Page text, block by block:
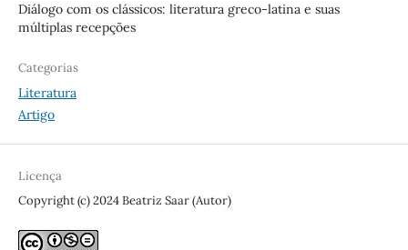
Diálogo com os clássicos: literatura greco-latina e suas
múltiplas recepções
Categorias
Literatura
Artigo
Licença
Copyright (c) 2024 Beatriz Saar (Autor)